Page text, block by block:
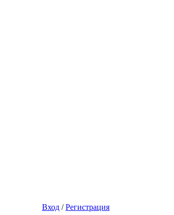
Вход /Регистрация